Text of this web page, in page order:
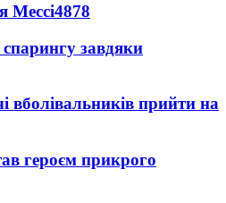
Мессі4878
завдяки
вболівальників прийти на
героєм прикрого